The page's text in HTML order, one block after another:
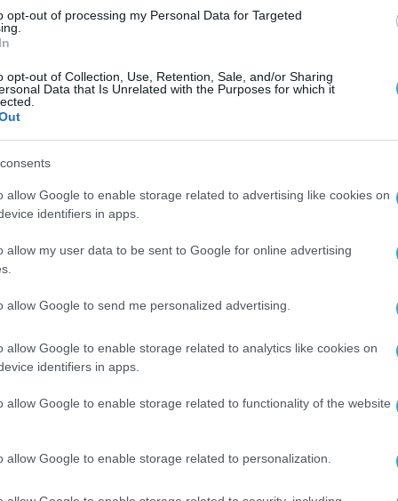
opt-out of processing my Personal Data for Targeted
opt-out of Collection, Use, Retention, Sale, and/or Sharing
Data that Is Unrelated with the Purposes for which it
allow Google to enable storage related to advertising like cookies on
identifiers in apps.
allow my user data to be sent to Google for online advertising
allow Google to send me personalized advertising.
allow Google to enable storage related to analytics like cookies on
identifiers in apps.
allow Google to enable storage related to functionality of the website
allow Google to enable storage related to personalization.
a major…pic.twitter.com/8wSrLPZrpZ
conflict (@InsidConflict)
επιχειρήσεις που συνδέονται με την
παρελθόν στοχεύσει παρόμοιες υποδομές
Λένινγκραντ, συμπεριλαμβανομένων χώρων
δεξαμενόπλοιων και λιμενικών
στόχο τη διακοπή της στρατιωτικής
εσόδων που συνδέονται με την
αποτελούν μέρος ενός ευρύτερου
σε ρωσικές ενεργειακές υποδομές,
μια επεκτεινόμενη
εμβέλειας βαθιά μέσα στο ρωσικό έδαφος.